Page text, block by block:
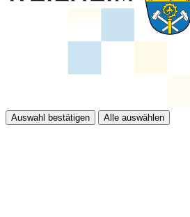
Auswahl bestätigen Alle auswählen